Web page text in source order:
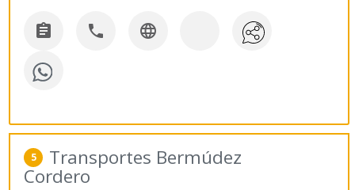
  
5 Transportes Bermúdez
Cordero